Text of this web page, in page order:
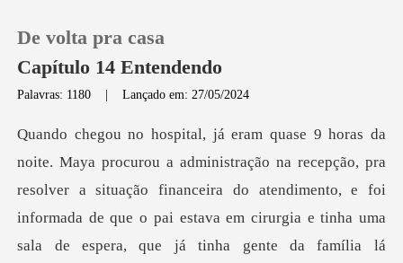
0
De volta pra casa
Capítulo 14 Entendendo
Palavras: 1180 |Lançado em: 27/05/2024
recepção, pra
resolver a situação financeira do atendimento, e foi
informada de que o pai